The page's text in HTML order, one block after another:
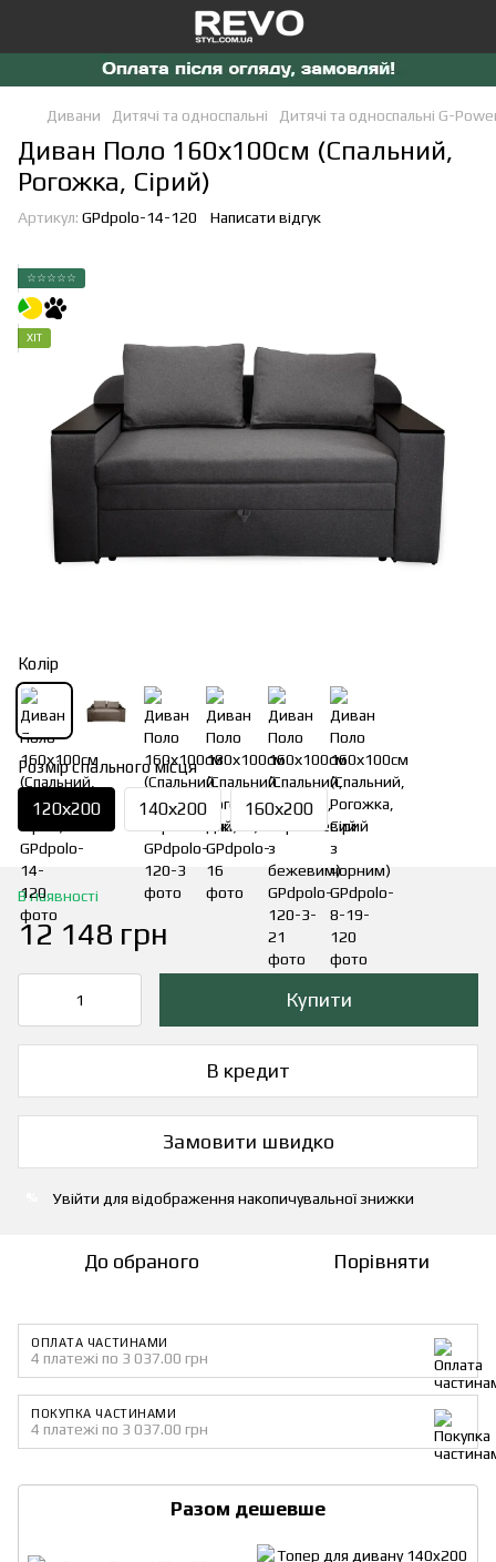
Дивани Дитячі та односпальні Дитячі та односпальні G-
Диван Поло 160х100см (Спальний,
Рогожка, Сірий)
Артикул: GPdpolo-14-120 Написати відгук
☆☆☆☆☆
ХІТ
Колір
Розмір спального місця
120х200 140х200 160х200
В наявності
12 148 грн
Купити
В кредит
Замовити швидко
Увійти для відображення накопичувальної знижки
До обраного Порівняти
ОПЛАТА ЧАСТИНАМИ
4 платежі по 3 037.00 грн
ПОКУПКА ЧАСТИНАМИ
4 платежі по 3 037.00 грн
Разом дешевше